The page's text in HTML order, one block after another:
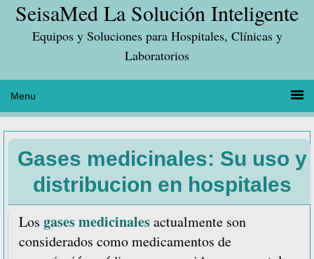
Saltar
principal
Saltar
contenido
Saltar
lateral
principal
SeisaMed La Solución Inteligente
Equipos y Soluciones para Hospitales, Clínicas y
Laboratorios
Gases medicinales: Su uso y
distribucion en hospitales
Los gases medicinalesactualmente son
considerados como medicamentos de